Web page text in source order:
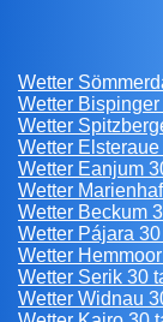
Wetter
Wetter
Wetter
Wetter
Wetter Eanjum
Wetter
Wetter Beckum
Wetter Pájara
Wetter
Wetter Serik 30
Wetter Widnau